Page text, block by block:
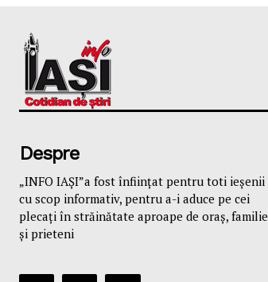
Despre
„INFO IAȘI”a fost înfiinţat pentru toti ieşenii
cu scop informativ, pentru a-i aduce pe cei
plecaţi în străinătate aproape de oraş, familie
și prieteni